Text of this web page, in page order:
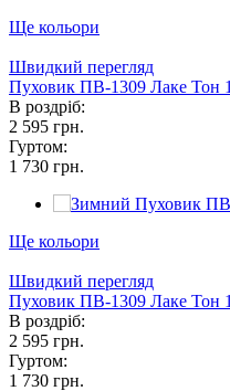
Ще кольори
Швидкий перегляд
Пуховик ПВ-1309 Лаке Тон
В роздріб:
2 595 грн.
Гуртом:
1 730 грн.
Ще кольори
Швидкий перегляд
Пуховик ПВ-1309 Лаке Тон
В роздріб:
2 595 грн.
Гуртом:
1 730 грн.